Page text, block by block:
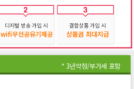
디지털 방송 가입 시
wifi무선공유기제공
결합상품 가입 시
상품권 최대지급
* 3년약정/부가세 포함